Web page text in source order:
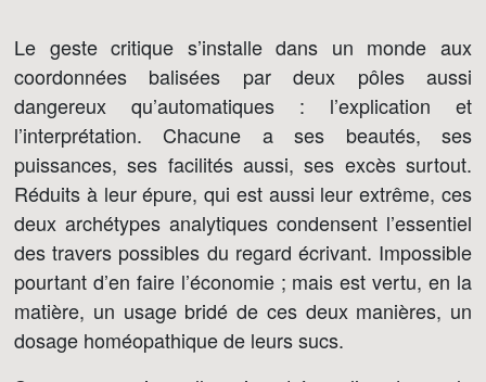
Le geste critique s’installe dans un monde aux
coordonnées balisées par deux pôles aussi
dangereux qu’automatiques : l’explication et
l’interprétation. Chacune a ses beautés, ses
puissances, ses facilités aussi, ses excès surtout.
Réduits à leur épure, qui est aussi leur extrême, ces
deux archétypes analytiques condensent l’essentiel
des travers possibles du regard écrivant. Impossible
pourtant d’en faire l’économie ; mais est vertu, en la
matière, un usage bridé de ces deux manières, un
dosage homéopathique de leurs sucs.